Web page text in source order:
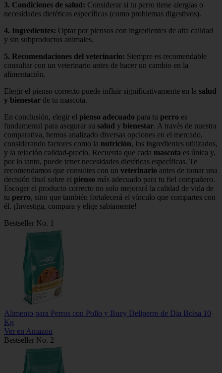
3. Condiciones de salud : Considerar si tu perro tiene alergias o
necesidades dietéticas específicas (como problemas digestivos).
4. Ingredientes: Optar por piensos con ingredientes de alta calidad
y sin subproductos animales.
5. Recomendaciones del veterinario: Siempre es recomendable
consultar con un veterinario antes de hacer un cambio en la
alimentación.
Elegir el pienso correcto puede influir significativamente en la salud
y bienestar de tu mascota.
En conclusión, elegir el pienso adecuado para tu perro es
fundamental para asegurar su salud y bienestar. A través de nuestra
comparativa, hemos analizado diversas opciones en el mercado,
considerando factores como la nutrición, los ingredientes utilizados,
y la relación calidad-precio. Recuerda que cada mascota es única y,
por lo tanto, puede tener necesidades dietéticas específicas. Te
recomendamos que consultes con un veterinario antes de tomar una
decisión final sobre el pienso más adecuado para tu fiel compañero.
Escoger el producto correcto no solo mejorará la calidad de vida de
tu perro, sino que también fortalecerá el vínculo que compartes con
él. ¡Investiga, compara y elige sabiamente!
Bestseller No. 1
Alimento para Perros con Pollo y Buey Deliperro de Dia Bolsa 10
Kg
Ver en Amazon
Bestseller No. 2